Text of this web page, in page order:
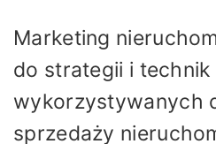
Marketing
do strategii i technik
wykorzystywanych
sprzedaży